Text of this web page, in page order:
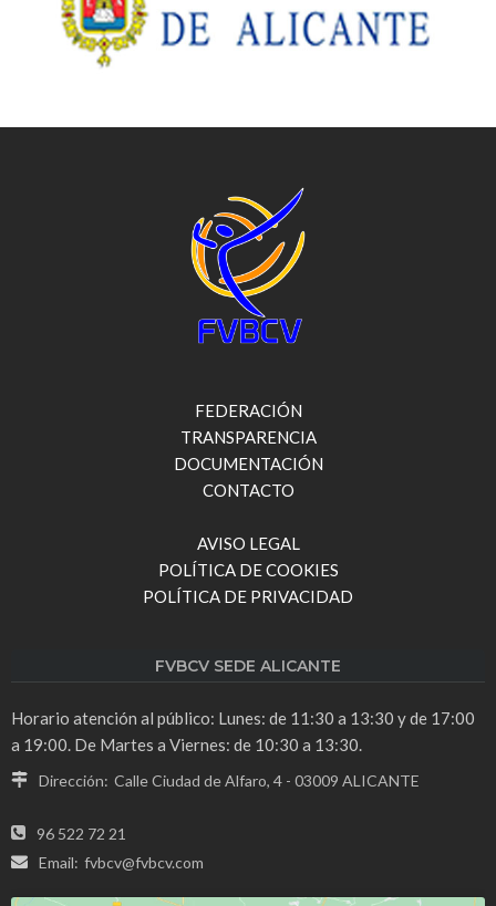
FEDERACIÓN
TRANSPARENCIA
DOCUMENTACIÓN
CONTACTO
AVISO LEGAL
POLÍTICA DE COOKIES
POLÍTICA DE PRIVACIDAD
FVBCV SEDE ALICANTE
Horario atención al público: Lunes: de 11:30 a 13:30 y de 17:00
a 19:00. De Martes a Viernes: de 10:30 a 13:30.
Dirección: Calle Ciudad de Alfaro, 4 - 03009 ALICANTE
96 522 72 21
Email: fvbcv@fvbcv.com